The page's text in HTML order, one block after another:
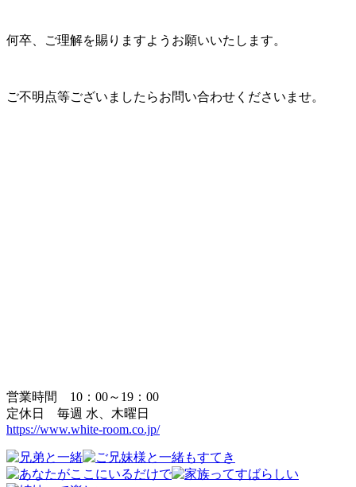
何卒、ご理解を賜りますようお願いいたします。
ご不明点等ございましたらお問い合わせくださいませ。
営業時間 10：00～19：00
定休日 毎週 水、木曜日
https://www.white-room.co.jp/